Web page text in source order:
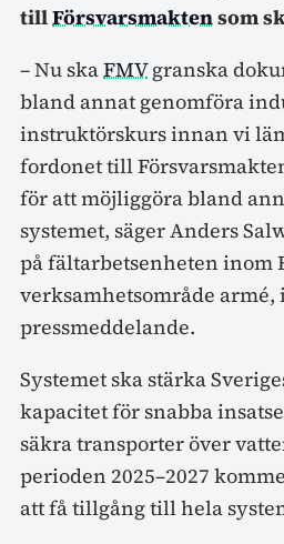
tillFörsvarsmaktensom
– Nu skaFMVgranska
bland annat genomföra
instruktörskurs innan vi
fordonet till
för att möjliggöra bland
systemet, säger Anders
på fältarbetsenheten inom
verksamhetsområde
pressmeddelande.
Systemet ska stärka
kapacitet för snabba
säkra transporter över
perioden 2025–2027
att få tillgång till hela